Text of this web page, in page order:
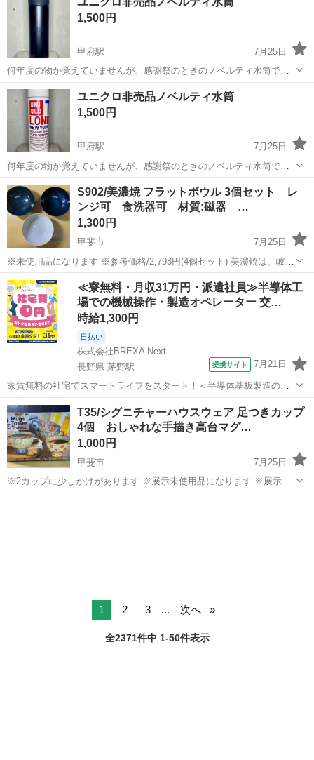
トファンの方に、是非お手に取って毎日の生活を豊かにしていただけ
たら、嬉しく思います😊8/158日...
1,500円
甲府駅
7月25日
何年度の物か覚えていませんが、感謝祭のときのノベルティ水筒です
撮影用に開封しましたが完全未使用 他にロンドン、パリ、ニューヨー
クなど各都市名が表記されているデザインの水筒も出品しています
山梨 甲府市 甲府駅 食器 ノベルティ
ユニクロ非売品ノベルティ水筒
1,500円
甲府駅
7月25日
何年度の物か覚えていませんが、感謝祭のときのノベルティ水筒です
撮影用に開封しましたが完全未使用 ロンドン、パリ、ニューヨークな
ど各都市名が表記されているデザインです 他に無地の黒色水筒も出品
しています
山梨 甲府市 甲府駅 食器
S902/美濃焼 フラットボウル 3個セット レ
ンジ可 食洗器可 材質:磁器 …
1,300円
甲斐市
7月25日
※未使用品になります ※参考価格/2,798円(4個セット) 美濃焼は、岐阜
県東濃地区で生産されている陶磁器で、長い歴史と伝統を背景に 新し
い技術や価値観を生み出し、世の中に求められる焼き物を作り続けて
います。 ...
山梨 甲斐市 食器 釉薬
≪寮無料・月収31万円・派遣社員≫半導体工
場での機械操作・製造オペレーター 交…
時給1,300円
日払い
株式会社BREXA Next
長野県 茅野駅
提携サイト 7月21日
家賃無料の社宅でスマートライフをスタート！＜半導体基板製造の機
械操作・検査＞ランチ代もかからないオトクな職場◎／稼ぎもしっか
り！月収例31万円／長野県茅野市 半導体基板の製造・検査 クリーンル
ーム内で、半導体基板の製造や検...
長野 茅野市 茅野駅
T35/シグニチャーハウスウェア 足つきカップ
4個 おしゃれな手描き高台マグ…
1,000円
甲斐市
7月25日
※2カップに少しかけがあります ※展示未使用品になります ※展示に
伴うキズ等ある場合がございます ※参考価格/2,198円 サイズ: 直径
1 2 3 ... 次へ
全2371件中 1-50件表示